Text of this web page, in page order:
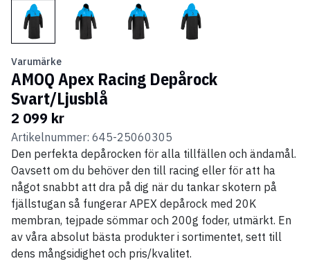
Varumärke
AMOQ Apex Racing Depårock
Svart/Ljusblå
2 099 kr
Artikelnummer: 645-25060305
Den perfekta depårocken för alla tillfällen och ändamål.
Oavsett om du behöver den till racing eller för att ha
något snabbt att dra på dig när du tankar skotern på
fjällstugan så fungerar APEX depårock med 20K
membran, tejpade sömmar och 200g foder, utmärkt. En
av våra absolut bästa produkter i sortimentet, sett till
dens mångsidighet och pris/kvalitet.